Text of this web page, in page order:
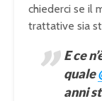
chiederci se il
trattative sia
E ce
quale
anni